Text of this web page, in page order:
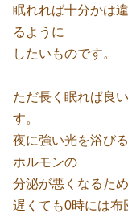
眠れれば十分かは
るように
したいものです。
ただ長く眠れば良
す。
夜に強い光を浴び
ホルモンの
分泌が悪くなるた
遅くても0時には布